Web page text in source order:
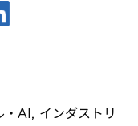
し
で
AI, インダストリ